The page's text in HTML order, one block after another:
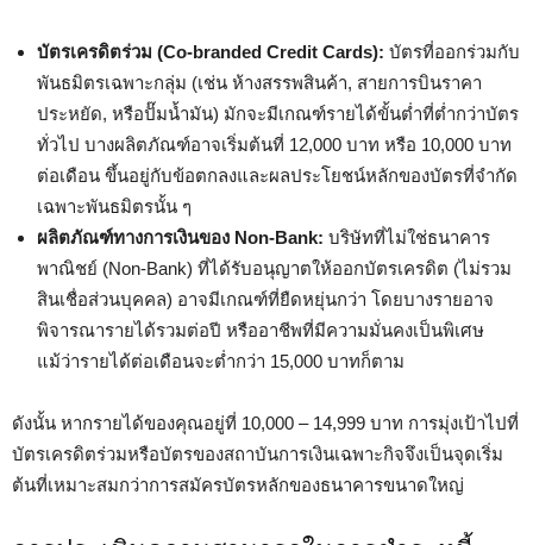
บัตรเครดิตร่วม (Co-branded Credit Cards): บัตรที่ออกร่วมกับ
พันธมิตรเฉพาะกลุ่ม (เช่น ห้างสรรพสินค้า, สายการบินราคา
ประหยัด, หรือปั๊มน้ำมัน) มักจะมีเกณฑ์รายได้ขั้นต่ำที่ต่ำกว่าบัตร
ทั่วไป บางผลิตภัณฑ์อาจเริ่มต้นที่ 12,000 บาท หรือ 10,000 บาท
ต่อเดือน ขึ้นอยู่กับข้อตกลงและผลประโยชน์หลักของบัตรที่จำกัด
เฉพาะพันธมิตรนั้น ๆ
ผลิตภัณฑ์ทางการเงินของ Non-Bank: บริษัทที่ไม่ใช่ธนาคาร
พาณิชย์ (Non-Bank) ที่ได้รับอนุญาตให้ออกบัตรเครดิต (ไม่รวม
สินเชื่อส่วนบุคคล) อาจมีเกณฑ์ที่ยืดหยุ่นกว่า โดยบางรายอาจ
พิจารณารายได้รวมต่อปี หรืออาชีพที่มีความมั่นคงเป็นพิเศษ
แม้ว่ารายได้ต่อเดือนจะต่ำกว่า 15,000 บาทก็ตาม
ดังนั้น หากรายได้ของคุณอยู่ที่ 10,000 – 14,999 บาท การมุ่งเป้าไปที่
บัตรเครดิตร่วมหรือบัตรของสถาบันการเงินเฉพาะกิจจึงเป็นจุดเริ่ม
ต้นที่เหมาะสมกว่าการสมัครบัตรหลักของธนาคารขนาดใหญ่